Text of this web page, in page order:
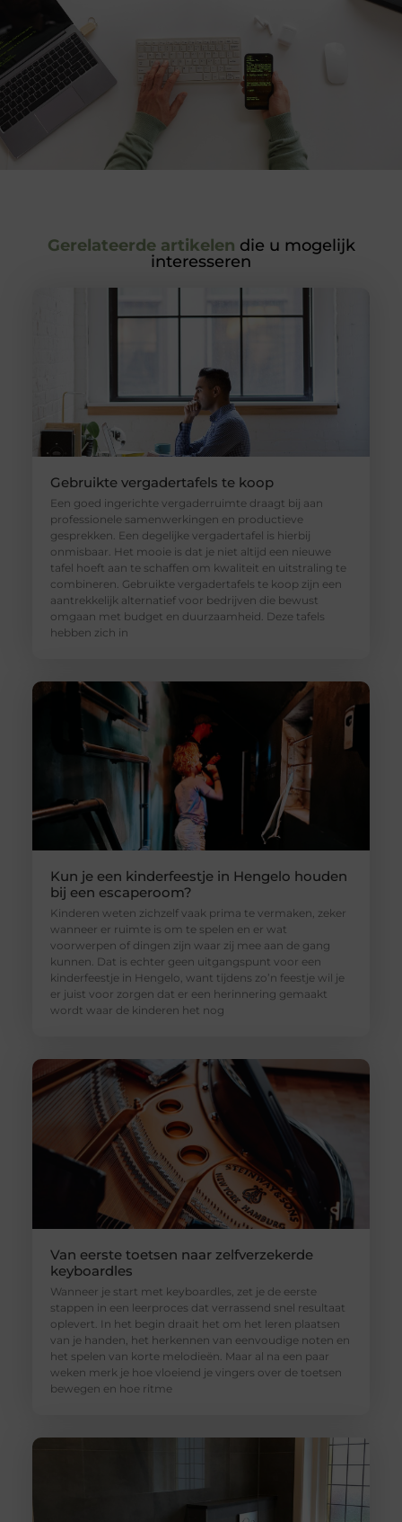
Gerelateerde artikelen die u mogelijk
interesseren
Gebruikte vergadertafels te koop
Een goed ingerichte vergaderruimte draagt bij aan
professionele samenwerkingen en productieve
gesprekken. Een degelijke vergadertafel is hierbij
onmisbaar. Het mooie is dat je niet altijd een nieuwe
tafel hoeft aan te schaffen om kwaliteit en uitstraling te
combineren. Gebruikte vergadertafels te koop zijn een
aantrekkelijk alternatief voor bedrijven die bewust
omgaan met budget en duurzaamheid. Deze tafels
hebben zich in
Kun je een kinderfeestje in Hengelo houden
bij een escaperoom?
Kinderen weten zichzelf vaak prima te vermaken, zeker
wanneer er ruimte is om te spelen en er wat
voorwerpen of dingen zijn waar zij mee aan de gang
kunnen. Dat is echter geen uitgangspunt voor een
kinderfeestje in Hengelo, want tijdens zo’n feestje wil je
er juist voor zorgen dat er een herinnering gemaakt
wordt waar de kinderen het nog
Van eerste toetsen naar zelfverzekerde
keyboardles
Wanneer je start met keyboardles, zet je de eerste
stappen in een leerproces dat verrassend snel resultaat
oplevert. In het begin draait het om het leren plaatsen
van je handen, het herkennen van eenvoudige noten en
het spelen van korte melodieën. Maar al na een paar
weken merk je hoe vloeiend je vingers over de toetsen
bewegen en hoe ritme